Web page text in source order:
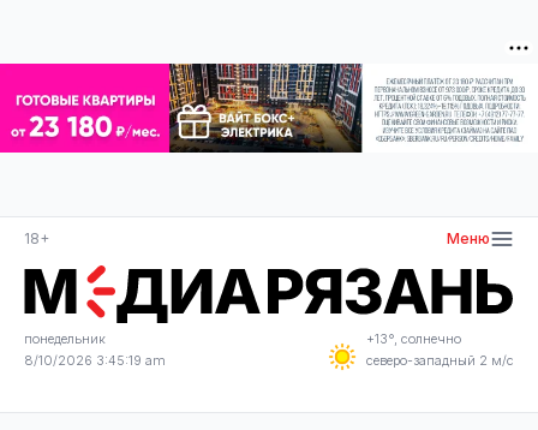
18+ Меню
понедельник
8/10/2026 3:45:19 am
+13°, солнечно
северо-западный 2 м/с